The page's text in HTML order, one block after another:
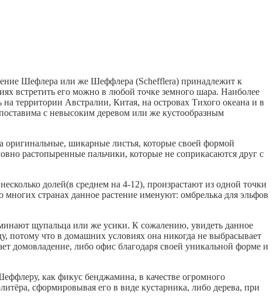
Шефлера или же Шеффлера (Schefflera) принадлежит к
встретить его можно в любой точке земного шара. Наиболее
территории Австралии, Китая, на островах Тихого океана и в
с невысоким деревом или же кустообразным
оригинальные, шикарные листья, которые своей формой
растопыренные пальчики, которые не соприкасаются друг с
долей(в среднем на 4-12), произрастают из одной точки
странах данное растение именуют: омбрелька для эльфов
щупальца или же усики. К сожалению, увидеть данное
потому что в домашних условиях она никогда не выбрасывает
домовладение, либо офис благодаря своей уникальной форме и
как фикус бенджамина, в качестве огромного
сформировывая его в виде кустарника, либо дерева, при